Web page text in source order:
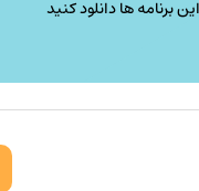
برنامه ها دانلود کنید